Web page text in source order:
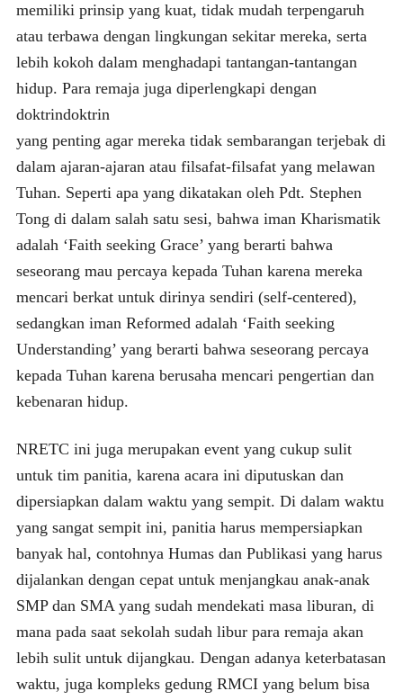
memiliki prinsip yang kuat, tidak mudah terpengaruh
atau terbawa dengan lingkungan sekitar mereka, serta
lebih kokoh dalam menghadapi tantangan-tantangan
hidup. Para remaja juga diperlengkapi dengan
doktrindoktrin
yang penting agar mereka tidak sembarangan terjebak di
dalam ajaran-ajaran atau filsafat-filsafat yang melawan
Tuhan. Seperti apa yang dikatakan oleh Pdt. Stephen
Tong di dalam salah satu sesi, bahwa iman Kharismatik
adalah ‘Faith seeking Grace’ yang berarti bahwa
seseorang mau percaya kepada Tuhan karena mereka
mencari berkat untuk dirinya sendiri (self-centered),
sedangkan iman Reformed adalah ‘Faith seeking
Understanding’ yang berarti bahwa seseorang percaya
kepada Tuhan karena berusaha mencari pengertian dan
kebenaran hidup.
NRETC ini juga merupakan event yang cukup sulit
untuk tim panitia, karena acara ini diputuskan dan
dipersiapkan dalam waktu yang sempit. Di dalam waktu
yang sangat sempit ini, panitia harus mempersiapkan
banyak hal, contohnya Humas dan Publikasi yang harus
dijalankan dengan cepat untuk menjangkau anak-anak
SMP dan SMA yang sudah mendekati masa liburan, di
mana pada saat sekolah sudah libur para remaja akan
lebih sulit untuk dijangkau. Dengan adanya keterbatasan
waktu, juga kompleks gedung RMCI yang belum bisa